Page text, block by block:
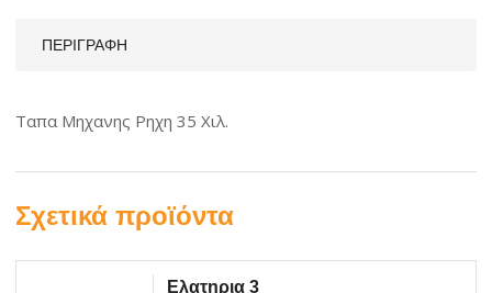
ΠΕΡΙΓΡΑΦΉ
Ταπα Μηχανης Ρηχη 35 Χιλ.
Σχετικά προϊόντα
Ελατηρια 3